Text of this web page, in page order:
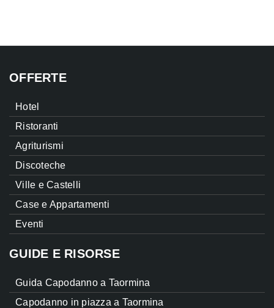
OFFERTE
Hotel
Ristoranti
Agriturismi
Discoteche
Ville e Castelli
Case e Appartamenti
Eventi
GUIDE E RISORSE
Guida Capodanno a Taormina
Capodanno in piazza a Taormina